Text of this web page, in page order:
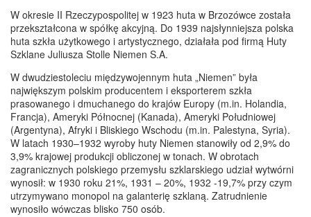
W okresie II Rzeczypospolitej w 1923 huta w Brzozówce została
przekształcona w spółkę akcyjną. Do 1939 najsłynniejsza polska
huta szkła użytkowego i artystycznego, działała pod firmą Huty
Szklane Juliusza Stolle Niemen S.A.
W dwudziestoleciu międzywojennym huta „Niemen” była
największym polskim producentem i eksporterem szkła
prasowanego i dmuchanego do krajów Europy (m.in. Holandia,
Francja), Ameryki Północnej (Kanada), Ameryki Południowej
(Argentyna), Afryki i Bliskiego Wschodu (m.in. Palestyna, Syria).
W latach 1930–1932 wyroby huty Niemen stanowiły od 2,9% do
3,9% krajowej produkcji obliczonej w tonach. W obrotach
zagranicznych polskiego przemysłu szklarskiego udział wytwórni
wynosił: w 1930 roku 21%, 1931 – 20%, 1932 -19,7% przy czym
utrzymywano monopol na galanterię szklaną. Zatrudnienie
wynosiło wówczas blisko 750 osób.